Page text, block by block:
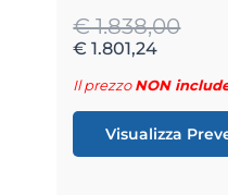
€ 1.838,00
€ 1.801,24
Il prezzoNON
Visualizza